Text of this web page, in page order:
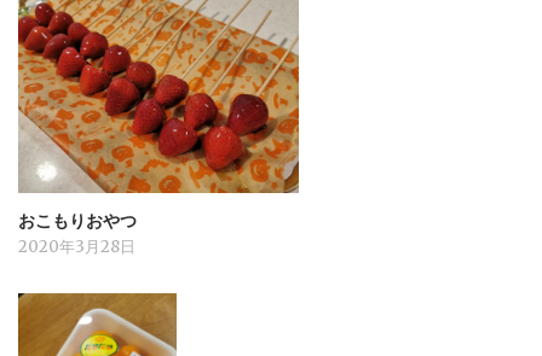
おこもりおやつ
2020年3月28日